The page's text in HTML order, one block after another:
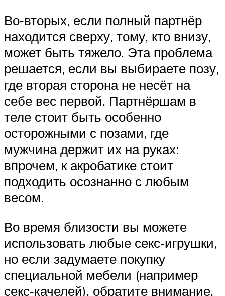
Во‑вторых, если полный партнёр
находится сверху, тому, кто внизу,
может быть тяжело. Эта проблема
решается, если вы выбираете позу,
где вторая сторона не несёт на
себе вес первой. Партнёршам в
теле стоит быть особенно
осторожными с позами, где
мужчина держит их на руках:
впрочем, к акробатике стоит
подходить осознанно с любым
весом.
Во время близости вы можете
использовать любые секс‑игрушки,
но если задумаете покупку
специальной мебели (например
секс‑качелей), обратите внимание,